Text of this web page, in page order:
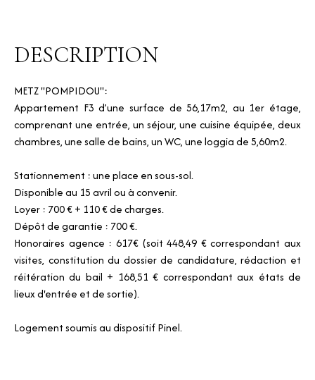
DESCRIPTION
METZ "POMPIDOU":
Appartement F3 d’une surface de 56,17m2, au 1er étage,
comprenant une entrée, un séjour, une cuisine équipée, deux
chambres, une salle de bains, un WC, une loggia de 5,60m2.
Stationnement : une place en sous-sol.
Disponible au 15 avril ou à convenir.
Loyer : 700 € + 110 € de charges.
Dépôt de garantie : 700 €.
Honoraires agence : 617€ (soit 448,49 € correspondant aux
visites, constitution du dossier de candidature, rédaction et
réitération du bail + 168,51 € correspondant aux états de
lieux d'entrée et de sortie).
Logement soumis au dispositif Pinel.